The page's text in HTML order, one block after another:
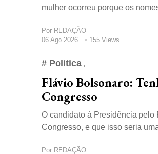
mulher ocorreu porque os
Por REDAÇÃO
06 Ago 2026
155 Views
# Politica
Flávio Bolsonaro:
Congresso
O candidato à Presidência pelo
Congresso, e que isso seria
Por REDAÇÃO